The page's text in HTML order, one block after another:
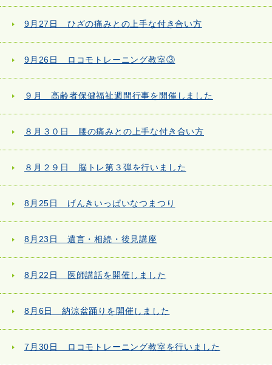
9月27日 ひざの痛みとの上手な付き合い方
9月26日 ロコモトレーニング教室③
９月 高齢者保健福祉週間行事を開催しました
８月３０日 腰の痛みとの上手な付き合い方
８月２９日 脳トレ第３弾を行いました
8月25日 げんきいっぱいなつまつり
8月23日 遺言・相続・後見講座
8月22日 医師講話を開催しました
8月6日 納涼盆踊りを開催しました
7月30日 ロコモトレーニング教室を行いました